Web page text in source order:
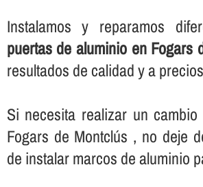
Instalamos y reparamos
puertas de aluminio en Fogars
resultados de calidad y a
Si necesita realizar un
Fogars de Montclús , no deje
de instalar marcos de aluminio